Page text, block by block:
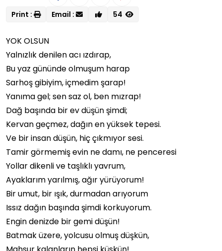
Print : Email : 54
YOK OLSUN
Yalnızlık denilen acı ızdırap,
Bu yaz gününde olmuşum harap
Sarhoş gibiyim, içmedim şarap!
Yanıma gel; sen saz ol, ben mızrap!
Dağ başında bir ev düşün şimdi;
Kervan geçmez, dağın en yüksek tepesi.
Ve bir insan düşün, hiç çıkmıyor sesi.
Tamir görmemiş evin ne damı, ne penceresi
Yollar dikenli ve taşlıklı yavrum,
Ayaklarım yarılmış, ağır yürüyorum!
Bir umut, bir ışık, durmadan arıyorum
Issız dağın başında şimdi korkuyorum.
Engin denizde bir gemi düşün!
Batmak üzere, yolcusu olmuş düşkün,